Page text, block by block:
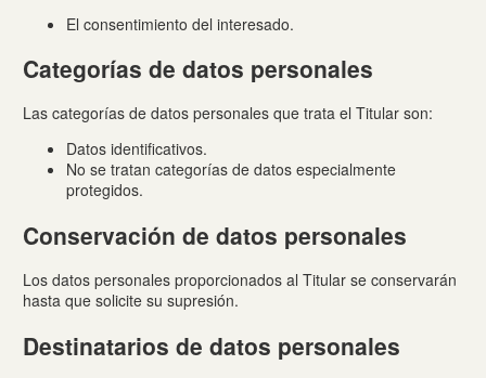
El consentimiento del interesado.
Categorías de datos personales
Las categorías de datos personales que trata el Titular son:
Datos identificativos.
No se tratan categorías de datos especialmente
protegidos.
Conservación de datos personales
Los datos personales proporcionados al Titular se conservarán
hasta que solicite su supresión.
Destinatarios de datos personales